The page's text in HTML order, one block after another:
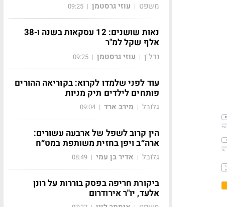
משפט | עוזי גרסטמן |
09:25
נאות שושנים: 12 עסקאות בשנה ו-38
אלף שקל למ"ר
נדל"ן | עוזי גרסטמן |
09:25
עוד לפני שלמדו לקרוא: בקוריאה ההורים
פותחים לילדים תיק מניות
גלובל | מירב ארד |
09:04
הין קרוב לשפל של ארבעה עשורים:
ארה״ב ויפן בחזית משותפת במט״ח
גלובל | אדיר בן עמי |
08:49
ביקורת חריפה בפסק בוררות על רונן
אלעד, יו"ר אירודרום